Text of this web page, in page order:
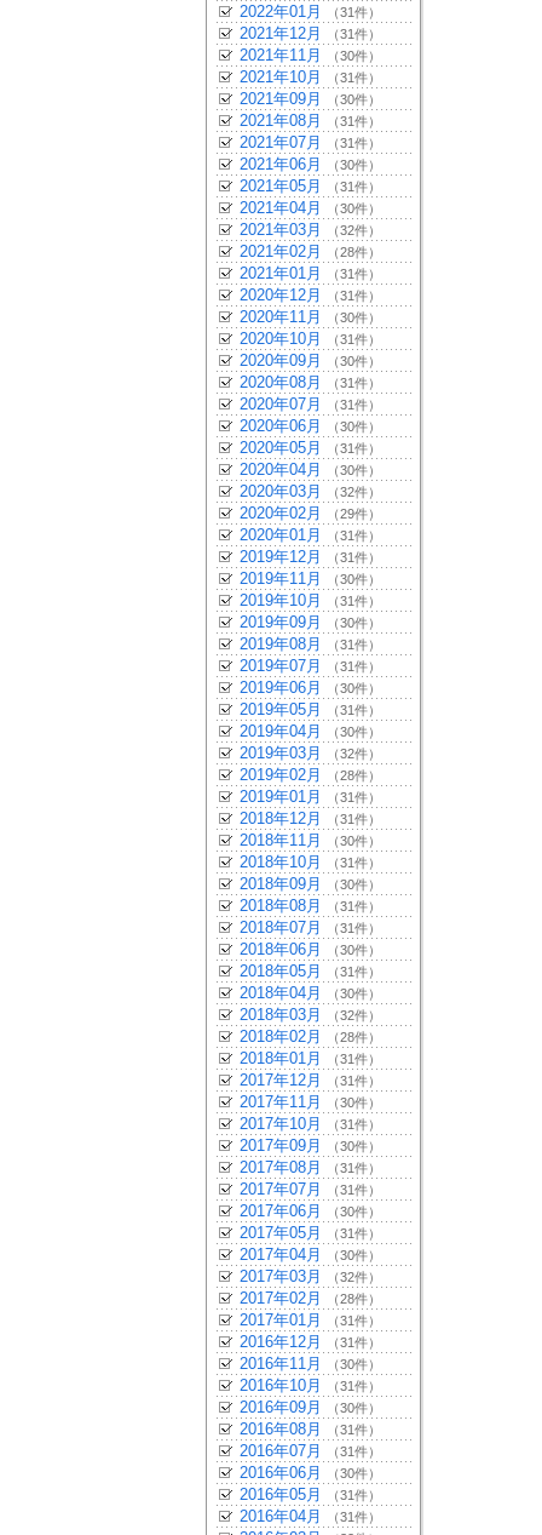
2022年01月 （31件）
2021年12月 （31件）
2021年11月 （30件）
2021年10月 （31件）
2021年09月 （30件）
2021年08月 （31件）
2021年07月 （31件）
2021年06月 （30件）
2021年05月 （31件）
2021年04月 （30件）
2021年03月 （32件）
2021年02月 （28件）
2021年01月 （31件）
2020年12月 （31件）
2020年11月 （30件）
2020年10月 （31件）
2020年09月 （30件）
2020年08月 （31件）
2020年07月 （31件）
2020年06月 （30件）
2020年05月 （31件）
2020年04月 （30件）
2020年03月 （32件）
2020年02月 （29件）
2020年01月 （31件）
2019年12月 （31件）
2019年11月 （30件）
2019年10月 （31件）
2019年09月 （30件）
2019年08月 （31件）
2019年07月 （31件）
2019年06月 （30件）
2019年05月 （31件）
2019年04月 （30件）
2019年03月 （32件）
2019年02月 （28件）
2019年01月 （31件）
2018年12月 （31件）
2018年11月 （30件）
2018年10月 （31件）
2018年09月 （30件）
2018年08月 （31件）
2018年07月 （31件）
2018年06月 （30件）
2018年05月 （31件）
2018年04月 （30件）
2018年03月 （32件）
2018年02月 （28件）
2018年01月 （31件）
2017年12月 （31件）
2017年11月 （30件）
2017年10月 （31件）
2017年09月 （30件）
2017年08月 （31件）
2017年07月 （31件）
2017年06月 （30件）
2017年05月 （31件）
2017年04月 （30件）
2017年03月 （32件）
2017年02月 （28件）
2017年01月 （31件）
2016年12月 （31件）
2016年11月 （30件）
2016年10月 （31件）
2016年09月 （30件）
2016年08月 （31件）
2016年07月 （31件）
2016年06月 （30件）
2016年05月 （31件）
2016年04月 （31件）